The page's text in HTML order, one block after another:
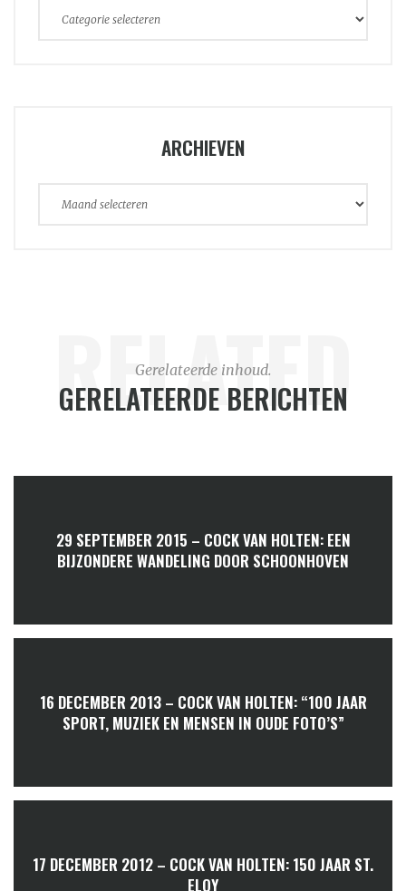
Categorieën
ARCHIEVEN
Archieven
RELATED
Gerelateerde inhoud.
GERELATEERDE BERICHTEN
29 SEPTEMBER 2015 – COCK VAN HOLTEN: EEN
BIJZONDERE WANDELING DOOR SCHOONHOVEN
16 DECEMBER 2013 – COCK VAN HOLTEN: “100 JAAR
SPORT, MUZIEK EN MENSEN IN OUDE FOTO’S”
17 DECEMBER 2012 – COCK VAN HOLTEN: 150 JAAR ST.
ELOY